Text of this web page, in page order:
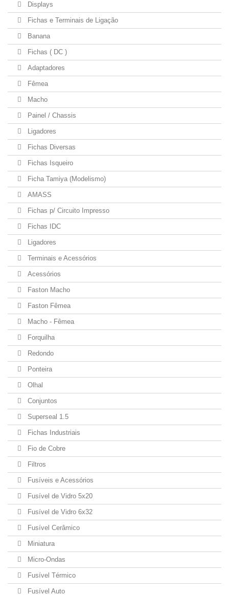
Displays
Fichas e Terminais de Ligação
Banana
Fichas ( DC )
Adaptadores
Fêmea
Macho
Painel / Chassis
Ligadores
Fichas Diversas
Fichas Isqueiro
Ficha Tamiya (Modelismo)
AMASS
Fichas p/ Circuito Impresso
Fichas IDC
Ligadores
Terminais e Acessórios
Acessórios
Faston Macho
Faston Fêmea
Macho - Fêmea
Forquilha
Redondo
Ponteira
Olhal
Conjuntos
Superseal 1.5
Fichas Industriais
Fio de Cobre
Filtros
Fusíveis e Acessórios
Fusível de Vidro 5x20
Fusível de Vidro 6x32
Fusível Cerâmico
Miniatura
Micro-Ondas
Fusível Térmico
Fusível Auto